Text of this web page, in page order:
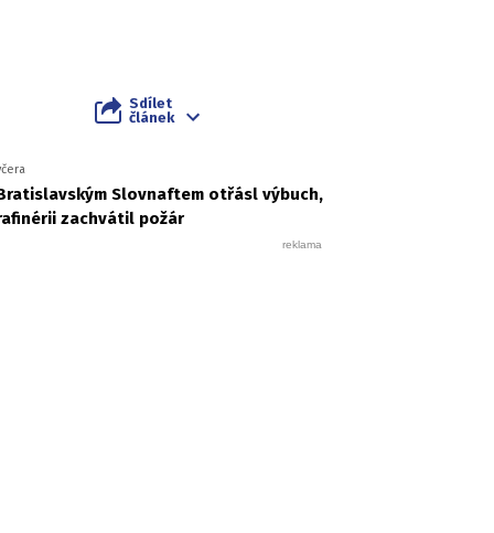
Sdílet
článek
Slovnaftem otřásl výbuch,
zachvátil požár